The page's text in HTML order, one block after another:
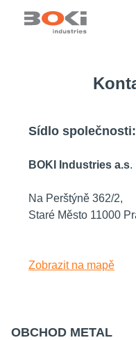
Sídlo společnosti:
BOKI Industries a.s.
Na Perštýně 362/2,
Staré Město 11000
Zobrazit na mapě
OBCHOD METAL